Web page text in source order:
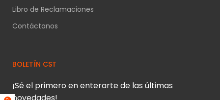
Libro de Reclamaciones
Contáctanos
BOLETÍN CST
¡Sé el primero en enterarte de las últimas
novedades!